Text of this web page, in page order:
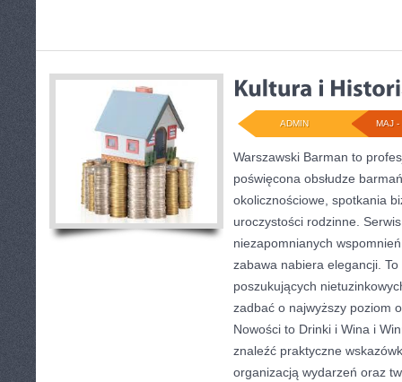
MAJ -
ADMIN
Warszawski Barman to
poświęcona obsłudze
okolicznościowe, spotkania
uroczystości rodzinne.
niezapomnianych
zabawa nabiera elegancji.
poszukujących
zadbać o najwyższy poziom
Nowości to Drinki i Wina i
znaleźć praktyczne
organizacją wydarzeń oraz